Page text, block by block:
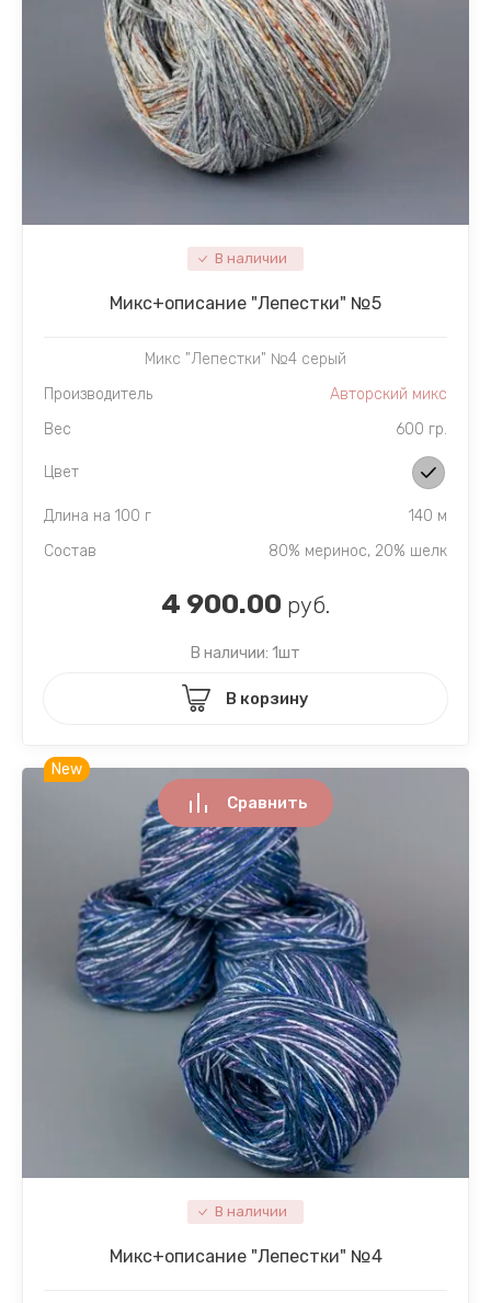
В наличии
Микc+описание "Лепестки" №5
Микс "Лепестки" №4 серый
Производитель
Авторский микс
Вес
600 гр.
Цвет
Длина на 100 г
140 м
Состав
80% меринос, 20% шелк
4 900.00 руб.
В наличии: 1шт
В корзину
New
В наличии
Микc+описание "Лепестки" №4
Сравнить